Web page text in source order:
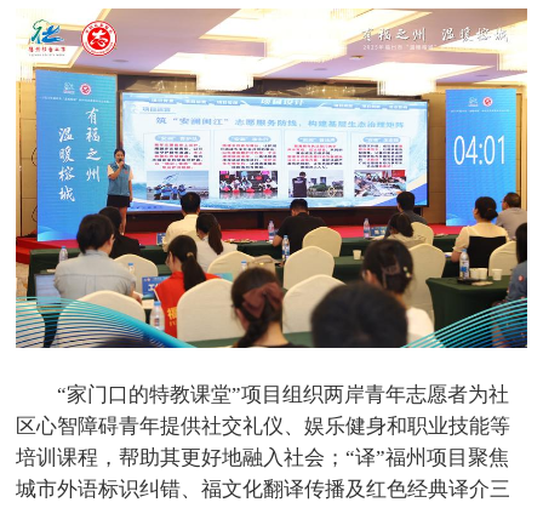
“家门口的特教课堂”项目组织两岸青年志愿者为社
区心智障碍青年提供社交礼仪、娱乐健身和职业技能等
培训课程，帮助其更好地融入社会；“译”福州项目聚焦
城市外语标识纠错、福文化翻译传播及红色经典译介三